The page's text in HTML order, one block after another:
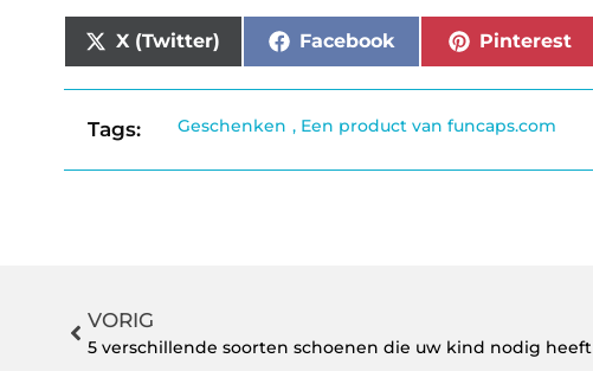
X (Twitter) Facebook Pinterest
Tags: Geschenken , Een product van funcaps.com
VORIG
5 verschillende soorten schoenen die uw kind nodig heeft